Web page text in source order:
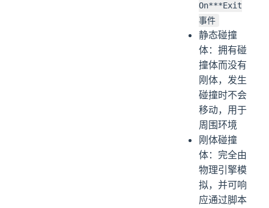
On***Exit
事件
静态碰撞
体：拥有碰
撞体而没有
刚体，发生
碰撞时不会
移动，用于
周围环境
刚体碰撞
体：完全由
物理引擎模
拟，并可响
应通过脚本